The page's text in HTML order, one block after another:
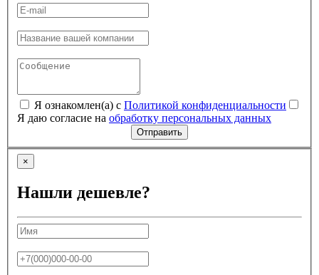
Я ознакомлен(а) с Политикой конфиденциальности
Я даю согласие на обработку персональных данных
Отправить
×
Нашли дешевле?